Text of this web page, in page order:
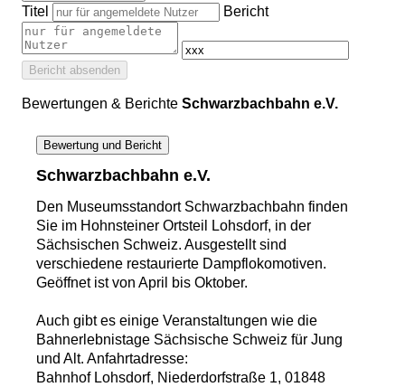
Titel Bericht
Bericht absenden
Bewertungen & Berichte Schwarzbachbahn e.V.
Bewertung und Bericht
Schwarzbachbahn e.V.
Den Museumsstandort Schwarzbachbahn finden
Sie im Hohnsteiner Ortsteil Lohsdorf, in der
Sächsischen Schweiz. Ausgestellt sind
verschiedene restaurierte Dampflokomotiven.
Geöffnet ist von April bis Oktober.
Auch gibt es einige Veranstaltungen wie die
Bahnerlebnistage Sächsische Schweiz für Jung
und Alt. Anfahrtadresse:
Bahnhof Lohsdorf, Niederdorfstraße 1, 01848